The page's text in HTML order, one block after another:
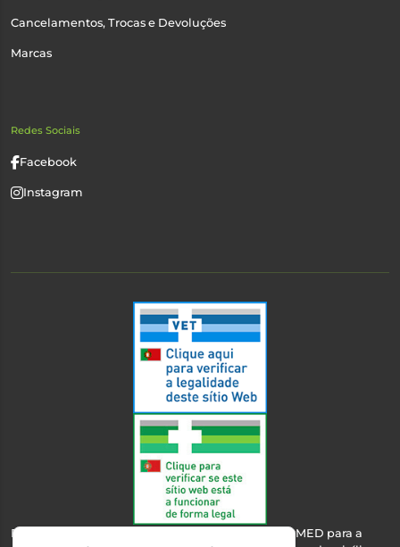
Cancelamentos, Trocas e Devoluções
Marcas
Redes Sociais
Facebook
Instagram
Esta farmácia encontra-se autorizada pelo INFARMED para a